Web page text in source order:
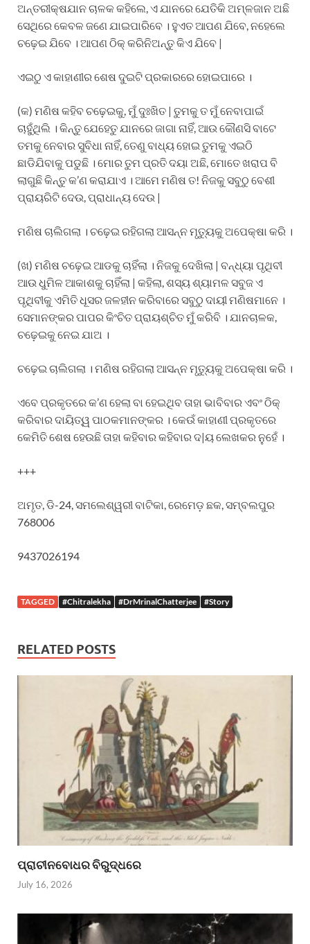
ଅନ୍ତରୀକ୍ଷଯାନ ଚାଳକ କହିଲେ, ଏ ଯାନରେ ଯେତିକି ଅମ୍ଳଜାନ ଅଛି
ସେଥିରେ କେବଳ ଜଣେ ଯାଇପାରିବେ । ହୁଏତ ଆପଣ ଯିବେ, ନହେଲେ
ଚଢ଼େଇ ଯିବେ । ଆପଣ ଠିକ୍ କରିନିଅନ୍ତୁ କିଏ ଯିବେ |
ଏଇଠୁ ଏ କାହାଣୀର ଶେଷ ଦୁଇଟି ପ୍ରକାରରେ ହୋଇପାରେ ।
(କ) ମଣିଷ କହିବ ଚଢ଼େଇକୁ, ମୁଁ ଦୁଃଖିତ | ତୁମକୁ ତ ମୁଁ ନେବାପାଇଁ
ଚାହୁଁଥିଲି । କିନ୍ତୁ ଯେହେତୁ ଯାନରେ ଜାଗା ନାହିଁ, ଆଉ କୌଣସି ବାଟେ
ତମକୁ ନେବାର ସୁବିଧା ନାହିଁ, ତେଣୁ ବାଧ୍ୟ ହୋଇ ତୁମକୁ ଏଇଠି
ଛାଡିଯିବାକୁ ପଡୁଛି । ମୋର ତୁମ ପ୍ରତି ଦୟା ଅଛି, ମୋତେ ଖରାପ ବି
ଲାଗୁଛି କିନ୍ତୁ କ’ଣ କରାଯାଏ । ଆମେ ମଣିଷ ତ! ନିଜକୁ ସବୁଠୁ ବେଶୀ
ପ୍ରାୟରିଟି ଦେଉ, ପ୍ରାଧାନ୍ୟ ଦେଉ |
ମଣିଷ ଚାଲିଗଲା । ଚଢ଼େଇ ରହିଗଲା ଆସନ୍ନ ମୃତ୍ୟୁକୁ ଅପେକ୍ଷା କରି ।
(ଖ) ମଣିଷ ଚଢ଼େଇ ଆଡକୁ ଚାହିଁଲା । ନିଜକୁ ଦେଖିଲା | ବନ୍ଧ୍ୟା ପୃଥିବୀ
ଆଉ ଧୁମିଳ ଆକାଶକୁ ଚାହିଁଲା | କହିଲା, ଶସ୍ୟ ଶ୍ୟାମଳ ସବୁଜ ଏ
ପୃଥିବୀକୁ ଏମିତି ଧୂସର ଜଳହୀନ କରିବାରେ ସବୁଠୁ ଦାୟୀ ମଣିଷମାନେ ।
ସେମାନଙ୍କର ପାପର କିଂଚିତ ପ୍ରାୟଶ୍ଚିତ ମୁଁ କରିବି । ଯାନଚାଳକ,
ଚଢ଼େଇକୁ ନେଇ ଯାଅ ।
ଚଢ଼େଇ ଚାଲିଗଲା । ମଣିଷ ରହିଗଲା ଆସନ୍ନ ମୃତ୍ୟୁକୁ ଅପେକ୍ଷା କରି ।
ଏବେ ପ୍ରକୃତରେ କ’ଣ ହେଲା ବା ହେଇଥିବ ତାହା ଭାବିବାର ଏବଂ ଠିକ୍
କରିବାର ଦାୟିତ୍ୱ ପାଠକମାନଙ୍କର । କେଉଁ କାହାଣୀ ପ୍ରକୃତରେ
କେମିତି ଶେଷ ହେଉଛି ତାହା କହିବାର କହିବାର ଦ|ୟ ଲେଖକର ନୁହେଁ ।
+++
ଅମୃତ, ଡି-24, ସମଲେଶ୍ୱରୀ ବାଟିକା, ରେମେଡ଼ ଛକ, ସମ୍ବଲପୁର
768006
9437026194
TAGGED #Chitralekha #DrMrinalChatterjee #Story
RELATED POSTS
ପ୍ରାଚୀନବୋଧର ବିରୁଦ୍ଧରେ
July 16, 2026